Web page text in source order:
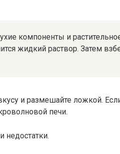
компоненты и
жидкий раствор. Затем
и размешайте ложкой.
печи.
недостатки.